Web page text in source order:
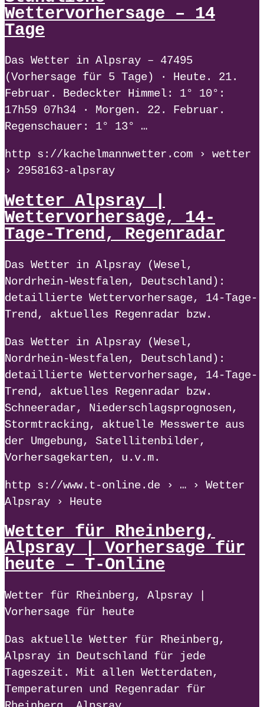
Wettervorhersage – 14
Tage
Das Wetter in Alpsray – 47495
(Vorhersage für 5 Tage) · Heute. 21.
Februar. Bedeckter Himmel: 1° 10°:
17h59 07h34 · Morgen. 22. Februar.
Regenschauer: 1° 13° …
http s://kachelmannwetter.com › wetter
› 2958163-alpsray
Wetter Alpsray |
Wettervorhersage, 14-
Tage-Trend, Regenradar
Das Wetter in Alpsray (Wesel,
Nordrhein-Westfalen, Deutschland):
detaillierte Wettervorhersage, 14-Tage-
Trend, aktuelles Regenradar bzw.
Das Wetter in Alpsray (Wesel,
Nordrhein-Westfalen, Deutschland):
detaillierte Wettervorhersage, 14-Tage-
Trend, aktuelles Regenradar bzw.
Schneeradar, Niederschlagsprognosen,
Stormtracking, aktuelle Messwerte aus
der Umgebung, Satellitenbilder,
Vorhersagekarten, u.v.m.
http s://www.t-online.de › … › Wetter
Alpsray › Heute
Wetter für Rheinberg,
Alpsray | Vorhersage für
heute – T-Online
Wetter für Rheinberg, Alpsray |
Vorhersage für heute
Das aktuelle Wetter für Rheinberg,
Alpsray in Deutschland für jede
Tageszeit. Mit allen Wetterdaten,
Temperaturen und Regenradar für